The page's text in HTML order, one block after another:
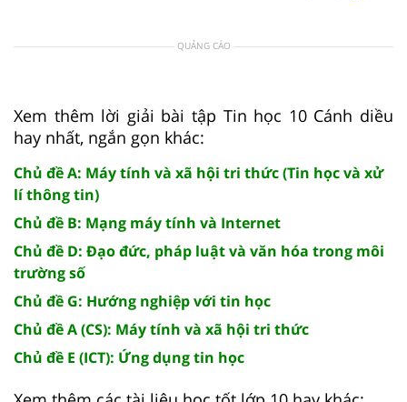
QUẢNG CÁO
Xem thêm lời giải bài tập Tin học 10 Cánh diều
hay nhất, ngắn gọn khác:
Chủ đề A: Máy tính và xã hội tri thức (Tin học và xử
lí thông tin)
Chủ đề B: Mạng máy tính và Internet
Chủ đề D: Đạo đức, pháp luật và văn hóa trong môi
trường số
Chủ đề G: Hướng nghiệp với tin học
Chủ đề A (CS): Máy tính và xã hội tri thức
Chủ đề E (ICT): Ứng dụng tin học